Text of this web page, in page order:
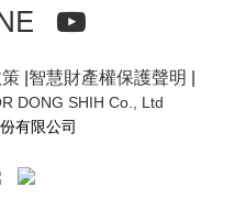
|智慧財產權保護聲明 |
DONG SHIH Co., Ltd
有限公司